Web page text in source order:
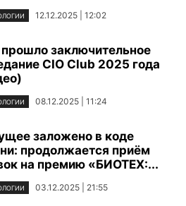
12.12.2025 | 12:02
заключительное
CIO Club 2025 года
08.12.2025 | 11:24
заложено в коде
продолжается приём
на премию «БИОТЕХ:...
03.12.2025 | 21:55